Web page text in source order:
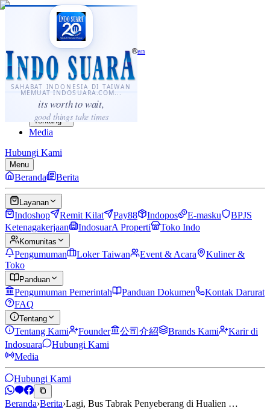
SAHABAT INDONESIA DI TAIWAN
MEMUAT INDOSUARA.COM...
its worth to wait,
good things take times
·...
⌘K
Sahabat Indonesia di Taiwan
Berita
Layanan
Komunitas
Panduan
Tentang
Media
Hubungi Kami
Menu
Beranda Berita
Layanan
Indoshop Remit Kilat Pay88 Indopos E-masku
BPJS
Ketenagakerjaan
IndosuarA Properti Toko Indo
Komunitas
Pengumuman Loker Taiwan Event & Acara
Kuliner &
Toko
Panduan
Pengumuman Pemerintah Panduan Dokumen
Kontak Darurat
FAQ
Tentang
Tentang Kami Founder 公司介紹 Brands Kami
Karir di
Indosuara
Hubungi Kami
Media
Hubungi Kami
Beranda›Berita›Lagi, Bus Tabrak Penyeberang di Hualien …